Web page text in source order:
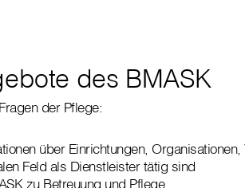
des BMASK
der Pflege:
über Einrichtungen, Organisationen,
Feld als Dienstleister tätig sind
zu Betreuung und Pflege